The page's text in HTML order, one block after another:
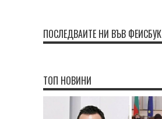
ПОСЛЕДВАЙТЕ НИ ВЪВ ФЕЙСБУК
ТОП НОВИНИ